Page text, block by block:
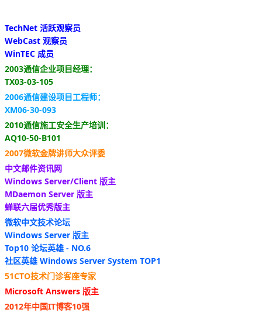
TechNet 活跃观察员
WebCast 观察员
WinTEC 成员
2003通信企业项目经理：
TX03-03-105
2006通信建设项目工程师：
XM06-30-093
2010通信施工安全生产培训：
AQ10-50-B101
2007微软金牌讲师大众评委
中文邮件资讯网
Windows Server/Client 版主
MDaemon Server 版主
蝉联六届优秀版主
微软中文技术论坛
Windows Server 版主
Top10 论坛英雄 - NO.6
社区英雄 Windows Server System TOP1
51CTO技术门诊客座专家
Microsoft Answers 版主
2012年中国IT博客10强